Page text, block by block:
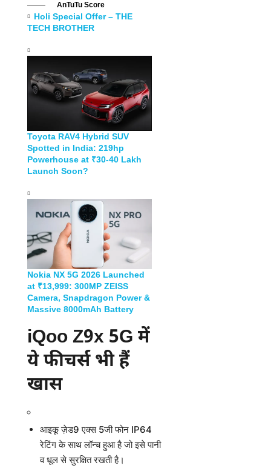
AnTuTu Score
Holi Special Offer – THE
TECH BROTHER
Toyota RAV4 Hybrid SUV
Spotted in India: 219hp
Powerhouse at ₹30-40 Lakh
Launch Soon?
Nokia NX 5G 2026 Launched
at ₹13,999: 300MP ZEISS
Camera, Snapdragon Power &
Massive 8000mAh Battery
iQoo Z9x 5G में
ये फीचर्स भी हैं
खास
आइकू ज़ेड9 एक्स 5जी फोन IP64
रेटिंग के साथ लॉन्च हुआ है जो इसे पानी
व धूल से सुरक्षित रखती है।